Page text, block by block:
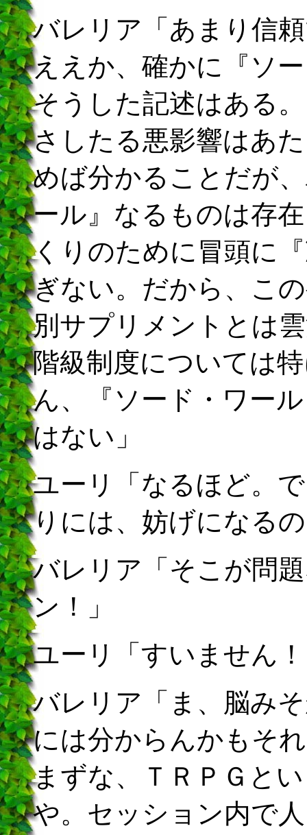
バレリア「あまり信
ええか、確かに『ソ
そうした記述はある
さしたる悪影響はあ
めば分かることだが
ール』なるものは存
くりのために冒頭に
ぎない。だから、こ
別サプリメントとは
階級制度については
ん、『ソード・ワー
はない」
ユーリ「なるほど。
りには、妨げになる
バレリア「そこが問
ン！」
ユーリ「すいません
バレリア「ま、脳み
には分からんかもそ
まずな、ＴＲＰＧと
や。セッション内で